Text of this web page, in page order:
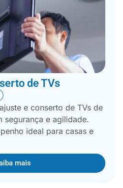
de TVs
e conserto de TVs de
segurança e agilidade.
ideal para casas e
mais